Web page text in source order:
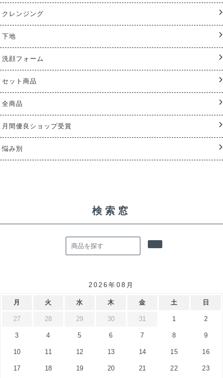
クレンジング
下地
洗顔フォーム
セット商品
全商品
月間優良ショップ受賞
悩み別
検索窓
2026年08月
月 火 水 木 金 土 日
27 28 29 30 31 1 2
3 4 5 6 7 8 9
10 11 12 13 14 15 16
17 18 19 20 21 22 23